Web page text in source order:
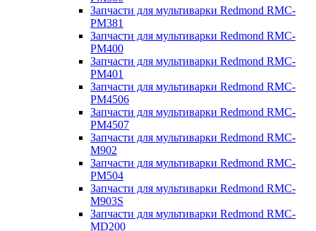
Запчасти для мультиварки Redmond RMC-
PM381
Запчасти для мультиварки Redmond RMC-
PM400
Запчасти для мультиварки Redmond RMC-
PM401
Запчасти для мультиварки Redmond RMC-
PM4506
Запчасти для мультиварки Redmond RMC-
PM4507
Запчасти для мультиварки Redmond RMC-
M902
Запчасти для мультиварки Redmond RMC-
PM504
Запчасти для мультиварки Redmond RMC-
M903S
Запчасти для мультиварки Redmond RMC-
MD200